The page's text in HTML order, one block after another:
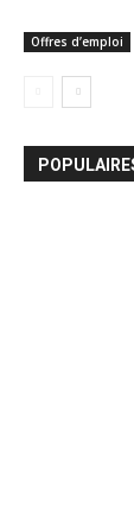
Offres d’emploi